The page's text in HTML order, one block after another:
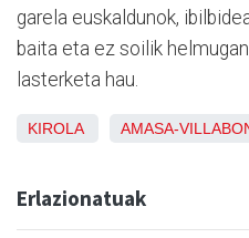
garela euskaldunok,
baita eta ez soilik
lasterketa hau.
KIROLA AMASA-
Erlazionatuak